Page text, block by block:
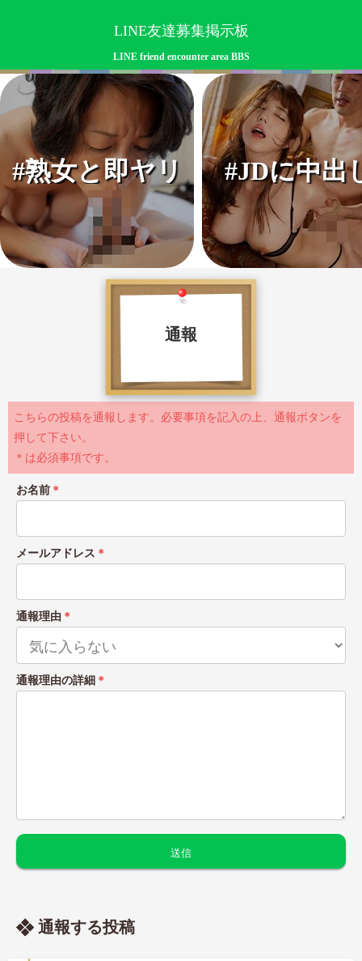
LINE友達募集掲示板
LINE friend encounter area BBS
#熟女と即ヤリ #JDに中出
通報
こちらの投稿を通報します。必要事項を記入の上、通報ボタンを
押して下さい。
＊は必須事項です。
お名前 ＊
メールアドレス ＊
通報理由 ＊
通報理由の詳細 ＊
通報する投稿